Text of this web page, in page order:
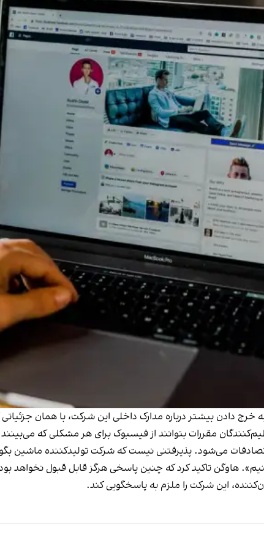
دادن بیشتر درباره مدارک داخلی این شرکت، با همان
مقررات بتوانند از فیسبوک برای هر مشکلی که
می‌شود. پذیرفتنی نیست که شرکت تولیدکننده ماشین
هاوگن تاکید کرد که چنین پاسخی هرگز قابل قبول نخواهد
این شرکت را ملزم به پاسخگویی کند.